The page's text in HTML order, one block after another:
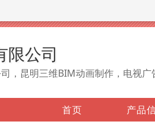
限公司
，昆明三维BIM动画制作，电视广
首页 产品